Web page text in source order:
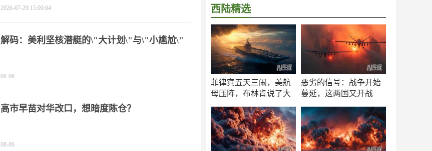
西陆精选
菲律宾五天三闹，美航
母压阵，布林肯说了大
恶劣的信号：战争开始
蔓延，这两国又开战
2026-07-29 15:09:04
解码：美利坚核潜艇的\"大计划\"与\"小尴尬\"
08-06
高市早苗对华改口，想暗度陈仓？
08-06